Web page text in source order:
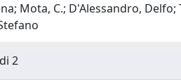
Mota, C.; D'Alessandro, Delfo;
2